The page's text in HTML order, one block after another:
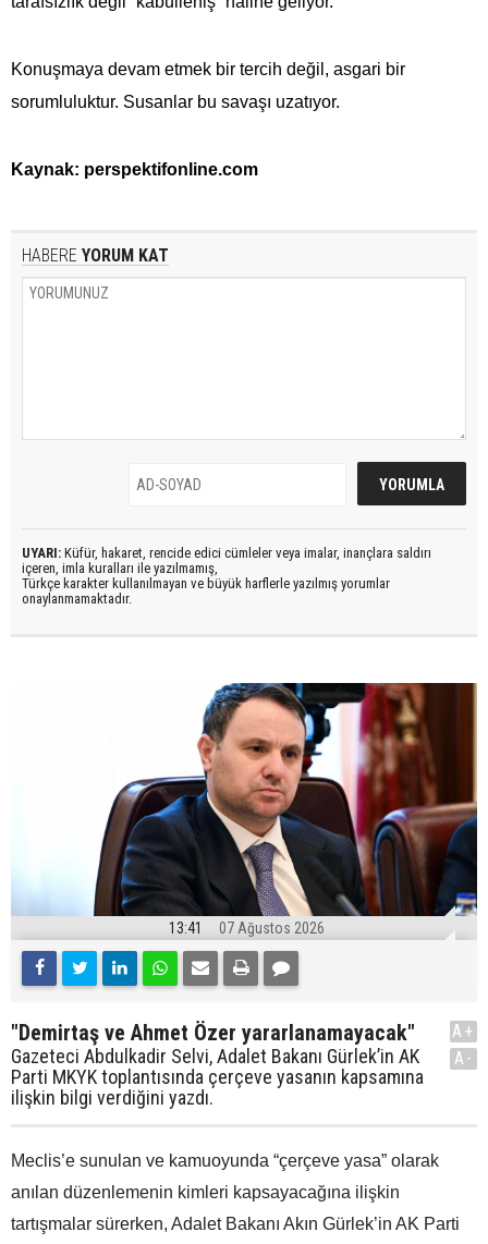
Konuşmaya devam etmek bir tercih değil, asgari bir
sorumluluktur. Susanlar bu savaşı uzatıyor.
Kaynak: perspektifonline.com
HABERE YORUM KAT
UYARI: Küfür, hakaret, rencide edici cümleler veya imalar, inançlara saldırı
içeren, imla kuralları ile yazılmamış,
Türkçe karakter kullanılmayan ve büyük harflerle yazılmış yorumlar
onaylanmamaktadır.
13:41 07 Ağustos 2026
"Demirtaş ve Ahmet Özer yararlanamayacak"
Gazeteci Abdulkadir Selvi, Adalet Bakanı Gürlek’in AK
Parti MKYK toplantısında çerçeve yasanın kapsamına
ilişkin bilgi verdiğini yazdı.
A+
A-
Meclis’e sunulan ve kamuoyunda “çerçeve yasa” olarak
anılan düzenlemenin kimleri kapsayacağına ilişkin
tartışmalar sürerken, Adalet Bakanı Akın Gürlek’in AK Parti